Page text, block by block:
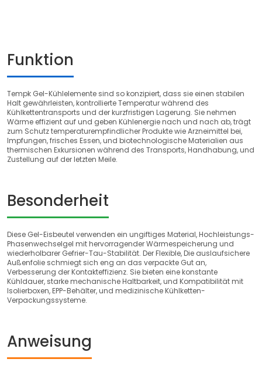
Funktion
Tempk Gel-Kühlelemente sind so konzipiert, dass sie einen stabilen
Halt gewährleisten, kontrollierte Temperatur während des
Kühlkettentransports und der kurzfristigen Lagerung. Sie nehmen
Wärme effizient auf und geben Kühlenergie nach und nach ab, trägt
zum Schutz temperaturempfindlicher Produkte wie Arzneimittel bei,
Impfungen, frisches Essen, und biotechnologische Materialien aus
thermischen Exkursionen während des Transports, Handhabung, und
Zustellung auf der letzten Meile.
Besonderheit
Diese Gel-Eisbeutel verwenden ein ungiftiges Material, Hochleistungs-
Phasenwechselgel mit hervorragender Wärmespeicherung und
wiederholbarer Gefrier-Tau-Stabilität. Der Flexible, Die auslaufsichere
Außenfolie schmiegt sich eng an das verpackte Gut an,
Verbesserung der Kontakteffizienz. Sie bieten eine konstante
Kühldauer, starke mechanische Haltbarkeit, und Kompatibilität mit
Isolierboxen, EPP-Behälter, und medizinische Kühlketten-
Verpackungssysteme.
Anweisung